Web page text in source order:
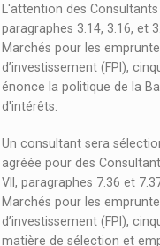
L'attention des
paragraphes 3.14, 3.16, et
Marchés pour les
d’investissement (FPI),
énonce la politique de la
d'intérêts.
Un consultant sera
agréée pour des
VII, paragraphes 7.36 et
Marchés pour les
d’investissement (FPI),
matière de sélection et